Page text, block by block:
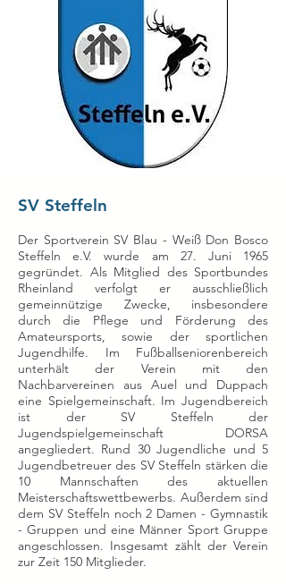
SV Steffeln
Der Sportverein SV Blau - Weiß Don Bosco
Steffeln e.V. wurde am 27. Juni 1965
gegründet. Als Mitglied des Sportbundes
Rheinland verfolgt er ausschließlich
gemeinnützige Zwecke, insbesondere
durch die Pflege und Förderung des
Amateursports, sowie der sportlichen
Jugendhilfe. Im Fußballseniorenbereich
unterhält der Verein mit den
Nachbarvereinen aus Auel und Duppach
eine Spielgemeinschaft. Im Jugendbereich
ist der SV Steffeln der
Jugendspielgemeinschaft DORSA
angegliedert. Rund 30 Jugendliche und 5
Jugendbetreuer des SV Steffeln stärken die
10 Mannschaften des aktuellen
Meisterschaftswettbewerbs. Außerdem sind
dem SV Steffeln noch 2 Damen - Gymnastik
- Gruppen und eine Männer Sport Gruppe
angeschlossen. Insgesamt zählt der Verein
zur Zeit 150 Mitglieder.